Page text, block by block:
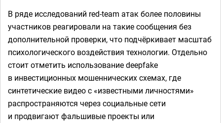
В ряде исследований red-team атак более половины
участников реагировали на такие сообщения без
дополнительной проверки, что подчёркивает масштаб
психологического воздействия технологии. Отдельно
стоит отметить использование deepfake
в инвестиционных мошеннических схемах, где
синтетические видео с «известными личностями»
распространяются через социальные сети
и продвигают фальшивые проекты или